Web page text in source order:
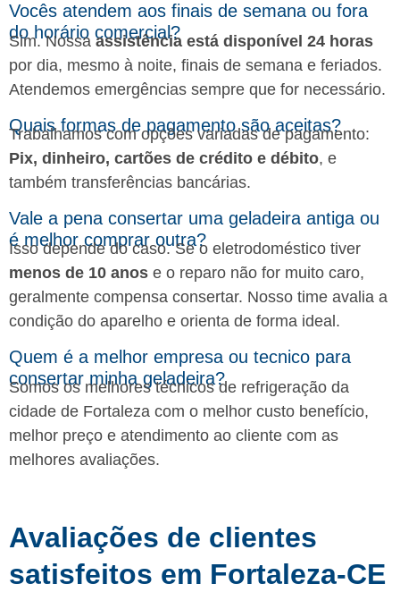
Vocês atendem aos finais de semana ou fora
do horário comercial?
Sim. Nossa assistência está disponível 24 horas
por dia, mesmo à noite, finais de semana e feriados.
Atendemos emergências sempre que for necessário.
Quais formas de pagamento são aceitas?
Trabalhamos com opções variadas de pagamento:
Pix, dinheiro, cartões de crédito e débito, e
também transferências bancárias.
Vale a pena consertar uma geladeira antiga ou
é melhor comprar outra?
Isso depende do caso. Se o eletrodoméstico tiver
menos de 10 anos e o reparo não for muito caro,
geralmente compensa consertar. Nosso time avalia a
condição do aparelho e orienta de forma ideal.
Quem é a melhor empresa ou tecnico para
consertar minha geladeira?
Somos os melhores técnicos de refrigeração da
cidade de Fortaleza com o melhor custo benefício,
melhor preço e atendimento ao cliente com as
melhores avaliações.
Avaliações de clientes
satisfeitos em Fortaleza-CE